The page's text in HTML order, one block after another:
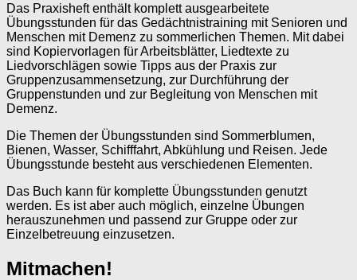
Das Praxisheft enthält komplett ausgearbeitete
Übungsstunden für das Gedächtnistraining mit Senioren und
Menschen mit Demenz zu sommerlichen Themen. Mit dabei
sind Kopiervorlagen für Arbeitsblätter, Liedtexte zu
Liedvorschlägen sowie Tipps aus der Praxis zur
Gruppenzusammensetzung, zur Durchführung der
Gruppenstunden und zur Begleitung von Menschen mit
Demenz.
Die Themen der Übungsstunden sind Sommerblumen,
Bienen, Wasser, Schifffahrt, Abkühlung und Reisen. Jede
Übungsstunde besteht aus verschiedenen Elementen.
Das Buch kann für komplette Übungsstunden genutzt
werden. Es ist aber auch möglich, einzelne Übungen
herauszunehmen und passend zur Gruppe oder zur
Einzelbetreuung einzusetzen.
Mitmachen!